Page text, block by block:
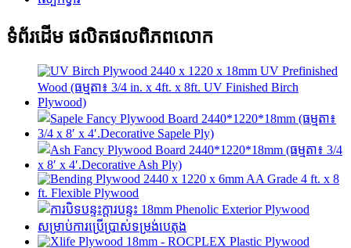
ទំព័រដើម ផលិតផលពិភពលោក